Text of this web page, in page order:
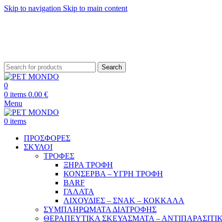
Skip to navigation Skip to main content
Search
0
0 items 0.00 €
Menu
0 items
ΠΡΟΣΦΟΡΕΣ
ΣΚΥΛΟΙ
ΤΡΟΦΕΣ
ΞΗΡΑ ΤΡΟΦΗ
ΚΟΝΣΕΡΒΑ – ΥΓΡΗ ΤΡΟΦΗ
BARF
ΓΑΛΑΤΑ
ΛΙΧΟΥΔΙΕΣ – ΣΝΑΚ – ΚΟΚΚΑΛΑ
ΣΥΜΠΛΗΡΩΜΑΤΑ ΔΙΑΤΡΟΦΗΣ
ΘΕΡΑΠΕΥΤΙΚΑ ΣΚΕΥΑΣΜΑΤΑ –